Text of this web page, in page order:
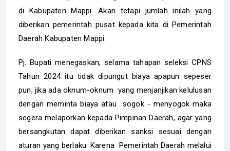
di Kabupaten Mappi. Akan tetapi jumlah inilah yang
diberikan pemerintah pusat kepada kita di Pemerintah
Daerah Kabupaten Mappi.
Pj. Bupati menegaskan, selama tahapan seleksi CPNS
Tahun 2024 itu tidak dipungut biaya apapun sepeser
pun, jika ada oknum-oknum yang menjanjikan kelulusan
dengan meminta biaya atau sogok - menyogok maka
segera melaporkan kepada Pimpinan Daerah, agar yang
bersangkutan dapat diberikan sanksi sesuai dengan
aturan yang berlaku. Karena Pemerintah Daerah melalui